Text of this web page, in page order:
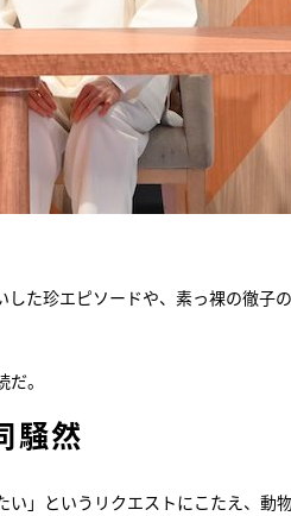
た珍エピソードや、素っ裸の徹子
。
騒然
」というリクエストにこたえ、動